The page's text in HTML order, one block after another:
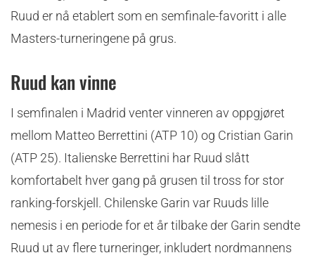
Ruud er nå etablert som en semfinale-favoritt i alle
Masters-turneringene på grus.
Ruud kan vinne
I semfinalen i Madrid venter vinneren av oppgjøret
mellom Matteo Berrettini (ATP 10) og Cristian Garin
(ATP 25). Italienske Berrettini har Ruud slått
komfortabelt hver gang på grusen til tross for stor
ranking-forskjell. Chilenske Garin var Ruuds lille
nemesis i en periode for et år tilbake der Garin sendte
Ruud ut av flere turneringer, inkludert nordmannens